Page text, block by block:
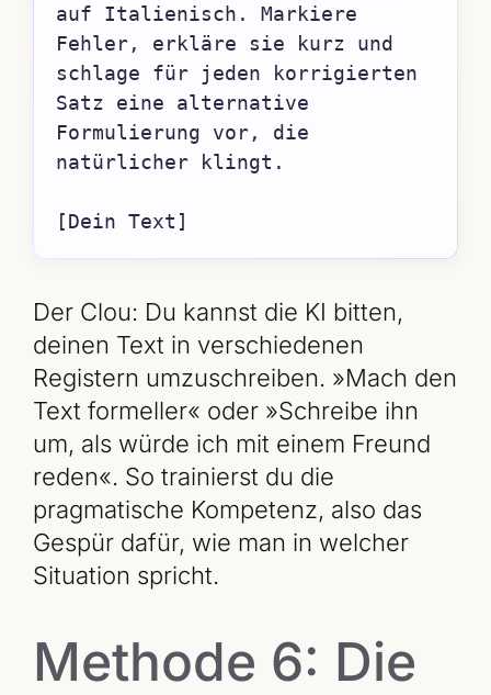
auf Italienisch. Markiere
Fehler, erkläre sie kurz und
schlage für jeden korrigierten
Satz eine alternative
Formulierung vor, die
natürlicher klingt.
[Dein Text]
Der Clou: Du kannst die KI bitten,
deinen Text in verschiedenen
Registern umzuschreiben. »Mach den
Text formeller« oder »Schreibe ihn
um, als würde ich mit einem Freund
reden«. So trainierst du die
pragmatische Kompetenz, also das
Gespür dafür, wie man in welcher
Situation spricht.
Methode 6: Die